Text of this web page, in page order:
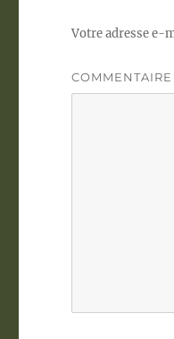
Votre adresse e-
COMMENTAIRE